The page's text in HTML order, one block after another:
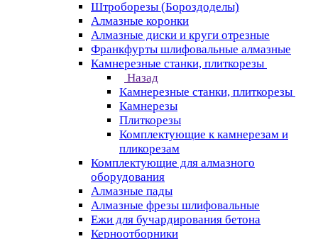
Штроборезы (Бороздоделы)
Алмазные коронки
Алмазные диски и круги отрезные
Франкфурты шлифовальные алмазные
Камнерезные станки, плиткорезы
Назад
Камнерезные станки, плиткорезы
Камнерезы
Плиткорезы
Комплектующие к камнерезам и
пликорезам
Комплектующие для алмазного
оборудования
Алмазные пады
Алмазные фрезы шлифовальные
Ежи для бучардирования бетона
Керноотборники